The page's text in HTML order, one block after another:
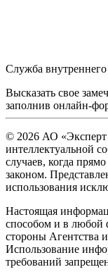
Служба внутреннего
Высказать свое
заполнив онлайн-
© 2026 АО «Эксперт
интеллектуальной
случаев, когда
законом.
использования
Настоящая
способом и в любой
стороны Агентства
Использование
требований